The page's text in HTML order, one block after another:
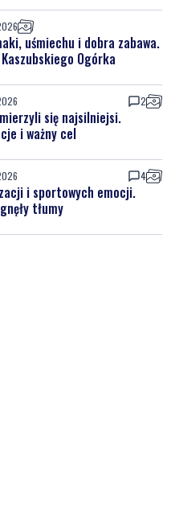
uśmiechu i dobra zabawa.
Ogórka
2
się najsilniejsi.
i ważny cel
4
i sportowych emocji.
tłumy